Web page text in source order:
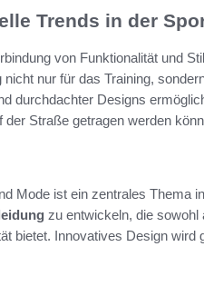
Trends in der
von Funktionalität und
nur für das Training,
durchdachter Designs
Straße getragen werden
Mode ist ein zentrales Thema
zu entwickeln, die
bietet. Innovatives Design